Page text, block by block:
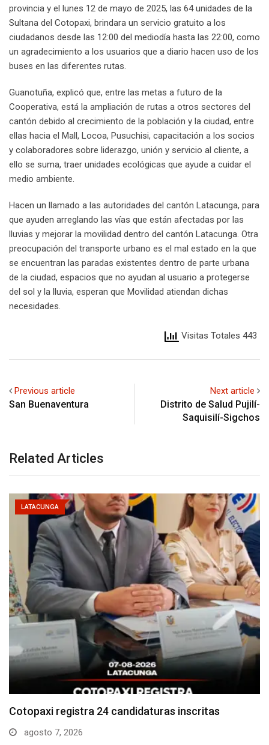
provincia y el lunes 12 de mayo de 2025, las 64 unidades de la
Sultana del Cotopaxi, brindara un servicio gratuito a los
ciudadanos desde las 12:00 del mediodía hasta las 22:00, como
un agradecimiento a los usuarios que a diario hacen uso de los
buses en las diferentes rutas.
Guanotuña, explicó que, entre las metas a futuro de la
Cooperativa, está la ampliación de rutas a otros sectores del
cantón debido al crecimiento de la población y la ciudad, entre
ellas hacia el Mall, Locoa, Pusuchisi, capacitación a los socios
y colaboradores sobre liderazgo, unión y servicio al cliente, a
ello se suma, traer unidades ecológicas que ayude a cuidar el
medio ambiente.
Hacen un llamado a las autoridades del cantón Latacunga, para
que ayuden arreglando las vías que están afectadas por las
lluvias y mejorar la movilidad dentro del cantón Latacunga. Otra
preocupación del transporte urbano es el mal estado en la que
se encuentran las paradas existentes dentro de parte urbana
de la ciudad, espacios que no ayudan al usuario a protegerse
del sol y la lluvia, esperan que Movilidad atiendan dichas
necesidades.
Visitas Totales 443
Previous article
San Buenaventura
Next article
Distrito de Salud Pujilí-
Saquisilí-Sigchos
Related Articles
LATACUNGA
Parque Nacional Cotopaxi espera alta afluencia de
visitantes…